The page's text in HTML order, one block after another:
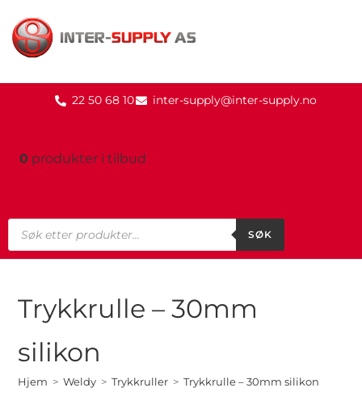
22 50 68 10 inter-supply@inter-supply.no
0 produkter i tilbud
SØK
Trykkrulle – 30mm
silikon
Hjem > Weldy > Trykkruller > Trykkrulle – 30mm silikon